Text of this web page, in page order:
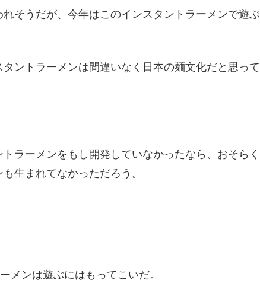
そうだが、今年はこのインスタントラーメンで遊ぶ
ントラーメンは間違いなく日本の麺文化だと思って
ラーメンをもし開発していなかったなら、おそらく
生まれてなかっただろう。
メンは遊ぶにはもってこいだ。